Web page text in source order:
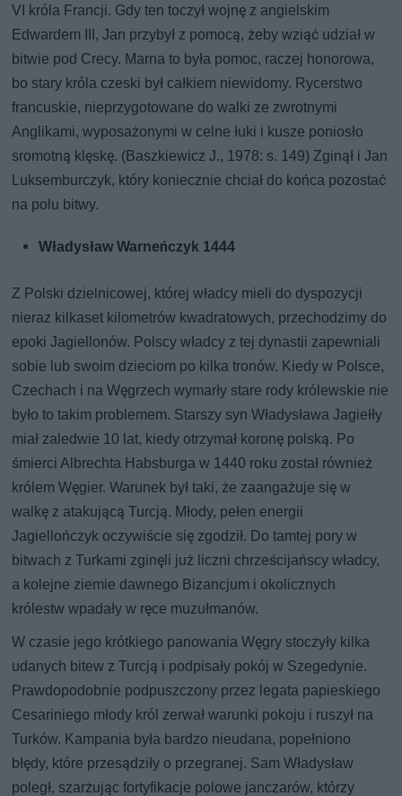
VI króla Francji. Gdy ten toczył wojnę z angielskim
Edwardem III, Jan przybył z pomocą, żeby wziąć udział w
bitwie pod Crecy. Marna to była pomoc, raczej honorowa,
bo stary króla czeski był całkiem niewidomy. Rycerstwo
francuskie, nieprzygotowane do walki ze zwrotnymi
Anglikami, wyposażonymi w celne łuki i kusze poniosło
sromotną klęskę. (Baszkiewicz J., 1978: s. 149) Zginął i Jan
Luksemburczyk, który koniecznie chciał do końca pozostać
na polu bitwy.
Władysław Warneńczyk 1444
Z Polski dzielnicowej, której władcy mieli do dyspozycji
nieraz kilkaset kilometrów kwadratowych, przechodzimy do
epoki Jagiellonów. Polscy władcy z tej dynastii zapewniali
sobie lub swoim dzieciom po kilka tronów. Kiedy w Polsce,
Czechach i na Węgrzech wymarły stare rody królewskie nie
było to takim problemem. Starszy syn Władysława Jagiełły
miał zaledwie 10 lat, kiedy otrzymał koronę polską. Po
śmierci Albrechta Habsburga w 1440 roku został również
królem Węgier. Warunek był taki, że zaangażuje się w
walkę z atakującą Turcją. Młody, pełen energii
Jagiellończyk oczywiście się zgodził. Do tamtej pory w
bitwach z Turkami zginęli już liczni chrześcijańscy władcy,
a kolejne ziemie dawnego Bizancjum i okolicznych
królestw wpadały w ręce muzułmanów.
W czasie jego krótkiego panowania Węgry stoczyły kilka
udanych bitew z Turcją i podpisały pokój w Szegedynie.
Prawdopodobnie podpuszczony przez legata papieskiego
Cesariniego młody król zerwał warunki pokoju i ruszył na
Turków. Kampania była bardzo nieudana, popełniono
błędy, które przesądziły o przegranej. Sam Władysław
poległ, szarżując fortyfikacje polowe janczarów, którzy